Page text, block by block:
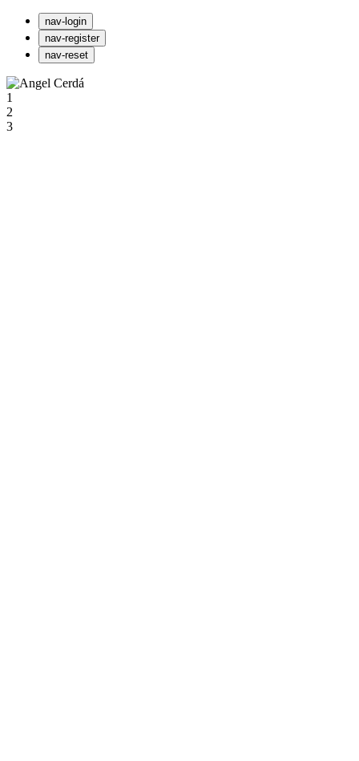
nav-login
nav-register
nav-reset
1
2
3